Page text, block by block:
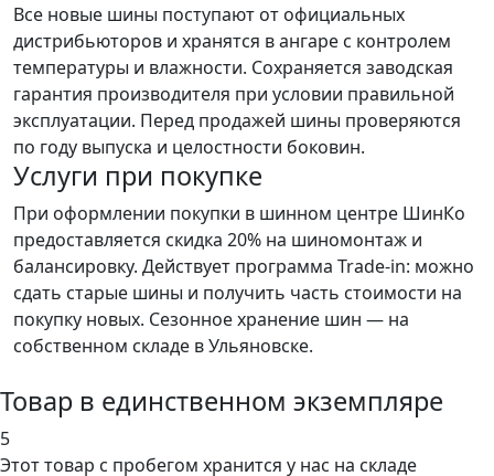
Все новые шины поступают от официальных
дистрибьюторов и хранятся в ангаре с контролем
температуры и влажности. Сохраняется заводская
гарантия производителя при условии правильной
эксплуатации. Перед продажей шины проверяются
по году выпуска и целостности боковин.
Услуги при покупке
При оформлении покупки в шинном центре ШинКо
предоставляется скидка 20% на шиномонтаж и
балансировку. Действует программа Trade-in: можно
сдать старые шины и получить часть стоимости на
покупку новых. Сезонное хранение шин — на
собственном складе в Ульяновске.
Товар в единственном экземпляре
5
Этот товар с пробегом хранится у нас на складе